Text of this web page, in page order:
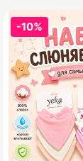
-10%